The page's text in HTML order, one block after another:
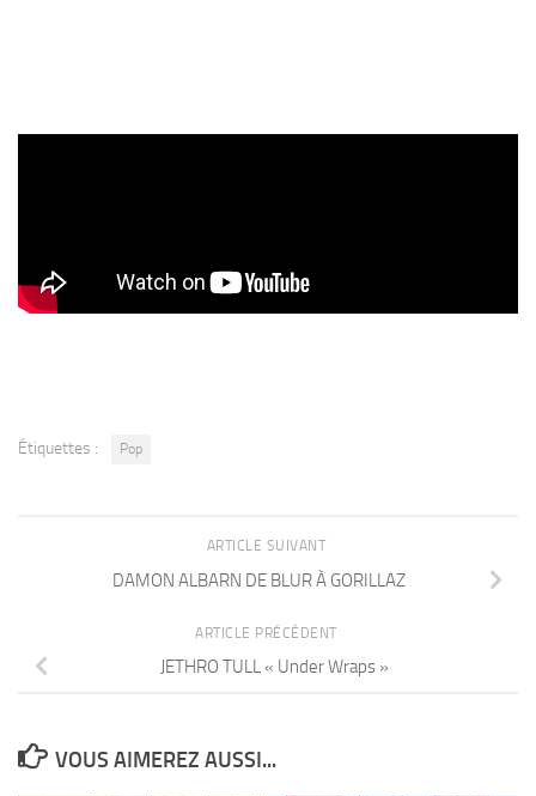
Étiquettes : Pop
ARTICLE SUIVANT
DAMON ALBARN DE BLUR À GORILLAZ
ARTICLE PRÉCÉDENT
JETHRO TULL « Under Wraps »
VOUS AIMEREZ AUSSI...